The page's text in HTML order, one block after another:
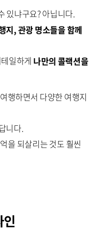
있냐구요? 아닙니다.
지, 관광 명소들을 함께
일하게 나만의 콜랙션을
행하면서 다양한 여행지
니다.
을 되살리는 것도 훨씬
인